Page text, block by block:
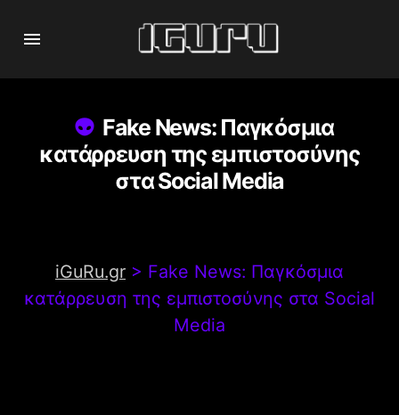
Fake News: Παγκόσμια
κατάρρευση της εμπιστοσύνης
στα Social Media
iGuRu.gr > Fake News: Παγκόσμια
κατάρρευση της εμπιστοσύνης στα Social
Media